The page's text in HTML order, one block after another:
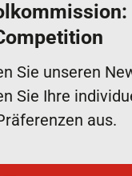
Sie unseren
Sie Ihre
aus.